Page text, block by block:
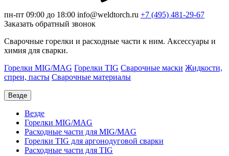
пн-пт 09:00 до 18:00 info@weldtorch.ru +7 (495) 481-29-67
Заказать обратный звонок
Сварочные горелки и расходные части к ним. Аксессуары и
химия для сварки.
Горелки MIG/MAG Горелки TIG Сварочные маски Жидкости,
спреи, пасты Сварочные материалы
Везде
Везде
Горелки MIG/MAG
Расходные части для MIG/MAG
Горелки TIG для аргонодуговой сварки
Расходные части для TIG